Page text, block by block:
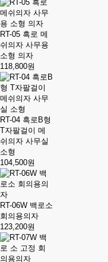
RT-05 흑로 메
쉬의자 사무용
소형 의자
118,800원
RT-04 흑로B형
T자팔걸이 메
쉬의자 사무실
소형
104,500원
RT-06W 백로소
회의용의자
123,200원